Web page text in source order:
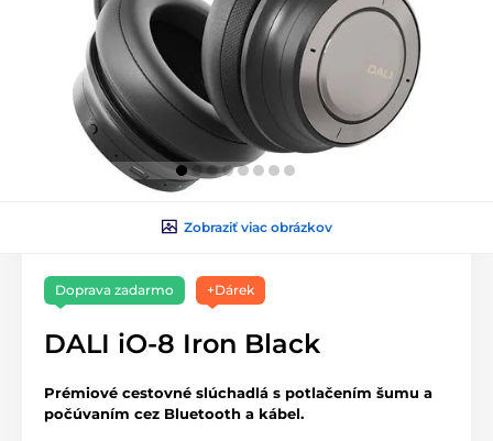
Zobraziť viac obrázkov
Doprava zadarmo +Dárek
DALI iO-8 Iron Black
Prémiové cestovné slúchadlá s potlačením šumu a
počúvaním cez Bluetooth a kábel.